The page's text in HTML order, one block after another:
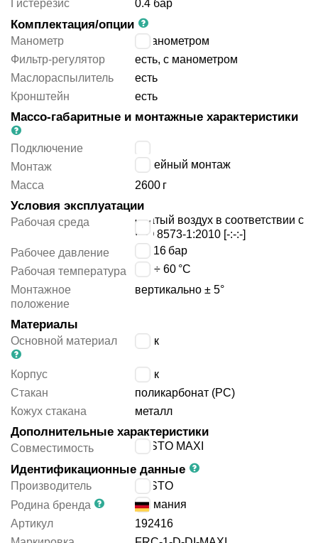
Гистерезис
0.4 бар
Комплектация/опции
Манометр
с манометром
Фильтр-регулятор
есть, с манометром
Маслораспылитель
есть
Кронштейн
есть
Массо-габаритные и монтажные характеристики
Подключение
Монтаж
линейный монтаж
Масса
2600 г
Условия эксплуатации
Рабочая среда
сжатый воздух в соответствии с
ISO 8573-1:2010 [-:-:-]
Рабочее давление
1 ÷ 16 бар
Рабочая температура
-10 ÷ 60 °C
Монтажное
положение
вертикально ± 5°
Материалы
Основной материал цинк
Корпус
цинк
Стакан
поликарбонат (PC)
Кожух стакана
металл
Дополнительные характеристики
Совместимость FESTO MAXI
Идентификационные данные
Производитель
FESTO
Родина бренда
Германия
Артикул
192416